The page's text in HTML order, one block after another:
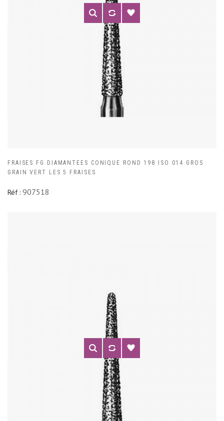
FRAISES FG DIAMANTEES CONIQUE ROND 198 ISO 014 GROS
GRAIN VERT LES 5 FRAISES
Réf : 907518